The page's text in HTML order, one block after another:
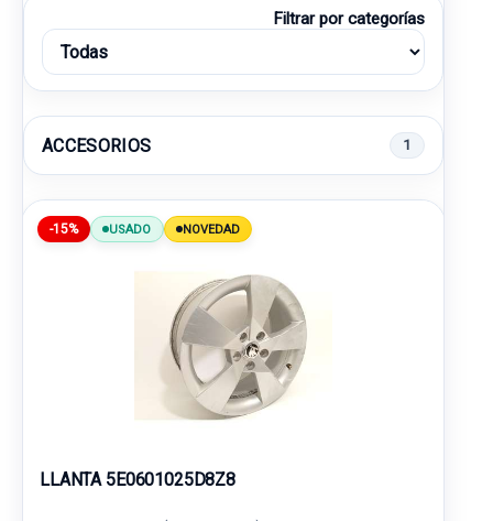
Filtrar por categorías
ACCESORIOS 1
-15% USADO NOVEDAD
LLANTA 5E0601025D8Z8